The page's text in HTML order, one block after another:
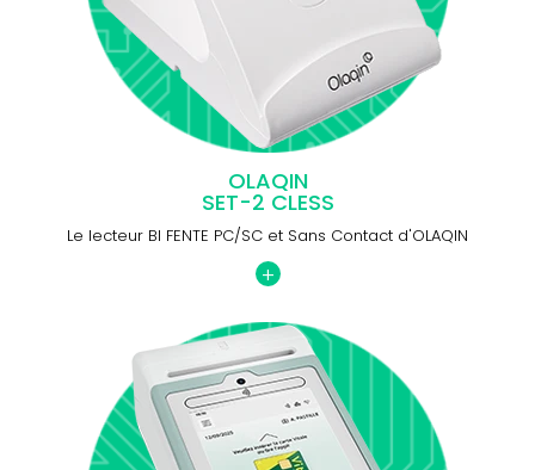
OLAQIN
SET-2 CLESS
Le lecteur BI FENTE PC/SC et Sans Contact d'OLAQIN
+